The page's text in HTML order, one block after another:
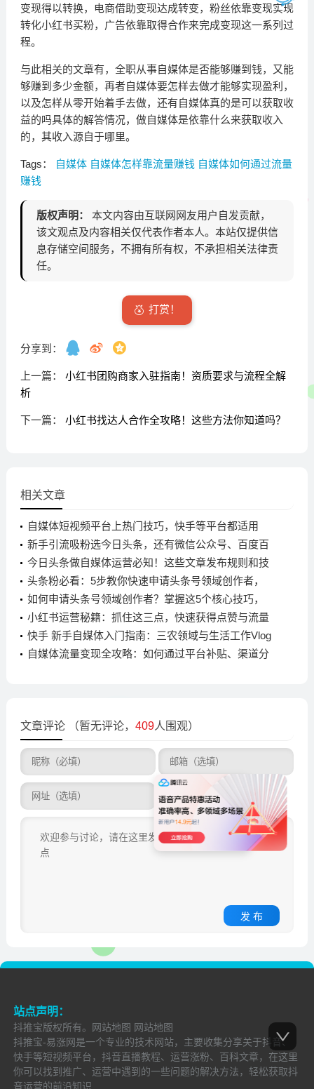
变现得以转换，电商借助变现达成转变，粉丝依靠变现实现
转化小红书买粉，广告依靠取得合作来完成变现这一系列过
程。
与此相关的文章有，全职从事自媒体是否能够赚到钱，又能
够赚到多少金额，再者自媒体要怎样去做才能够实现盈利，
以及怎样从零开始着手去做，还有自媒体真的是可以获取收
益的吗具体的解答情况，做自媒体是依靠什么来获取收入
的，其收入源自于哪里。
Tags： 自媒体 自媒体怎样靠流量赚钱 自媒体如何通过流量
赚钱
版权声明：
本文内容由互联网网友用户自发贡献，
该文观点及内容相关仅代表作者本人。本站仅提供信
息存储空间服务，不拥有所有权，不承担相关法律责
任。
打赏！
分享到：
上一篇： 小红书团购商家入驻指南！资质要求与流程全解
析
下一篇： 小红书找达人合作全攻略！这些方法你知道吗？
相关文章
自媒体短视频平台上热门技巧，快手等平台都适用
新手引流吸粉选今日头条，还有微信公众号、百度百
家号等平台介绍
今日头条做自媒体运营必知！这些文章发布规则和技
巧要牢记
头条粉必看：5步教你快速申请头条号领域创作者，
轻松过审
如何申请头条号领域创作者？掌握这5个核心技巧，
快速通过审核
小红书运营秘籍：抓住这三点，快速获得点赞与流量
快手 新手自媒体入门指南：三农领域与生活工作Vlog
的最佳选择
自媒体流量变现全攻略：如何通过平台补贴、渠道分
文章评论 （暂无评论， 409人围观）
发 布
站点声明：
抖推宝版权所有。 网站地图 网站地图
抖推宝-易涨网是一个专业的技术网站，主要收集分享关于抖音、
快手等短视频平台，抖音直播教程、运营涨粉、百科文章，在这里
你可以找到推广、运营中遇到的一些问题的解决方法，轻松获取抖
音运营的前沿知识